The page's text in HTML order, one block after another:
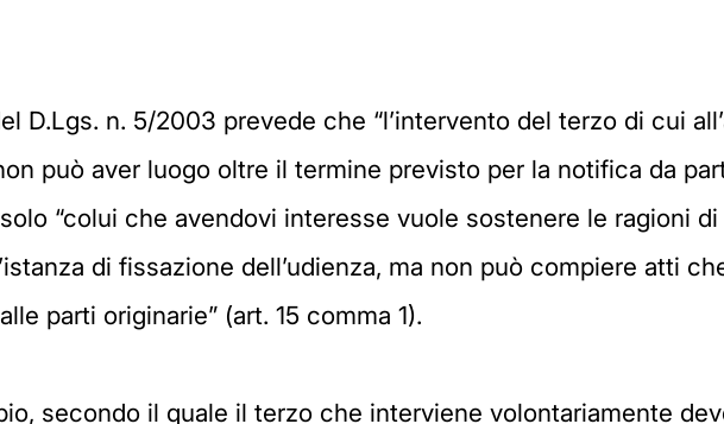
D.Lgs. n. 5/2003 prevede che “l’intervento del terzo di cui
può aver luogo oltre il termine previsto per la notifica da
“colui che avendovi interesse vuole sostenere le ragioni
di fissazione dell’udienza, ma non può compiere atti
parti originarie” (art. 15 comma 1).
secondo il quale il terzo che interviene volontariamente